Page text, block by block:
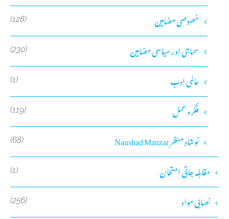
خصوصی مضامین (128)
سماجی اور سیاسی مضامین (230)
عالمی ادب (1)
فکر و عمل (119)
نوشاد منظر Naushad Manzar (68)
مقابلہ جاتی امتحان (1)
نصابی مواد (256)